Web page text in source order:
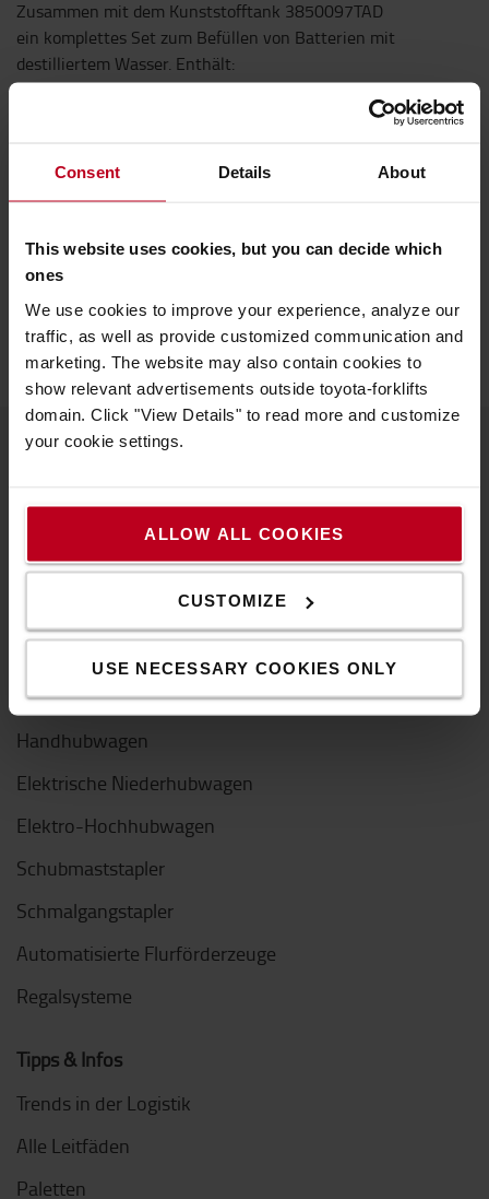
Consent Details About
This website uses cookies, but you can decide which
ones
We use cookies to improve your experience, analyze our
traffic, as well as provide customized communication and
marketing. The website may also contain cookies to
show relevant advertisements outside toyota-forklifts
domain. Click "View Details" to read more and customize
your cookie settings.
ALLOW ALL COOKIES
CUSTOMIZE
USE NECESSARY COOKIES ONLY
Zusammen mit dem Kunststofftank 3850097TAD
ein komplettes Set zum Befüllen von Batterien mit
destilliertem Wasser. Enthält:
Deckel mit Hahn
*Breite: 73mm (Wasserhahn)*Länge: 3500mm
Schwarz/Transparent/Weiß*Material: PVC
Elektrostapler
Gas/Diesel-Gabelstapler
Gebrauchtstapler
Handhubwagen
Elektrische Niederhubwagen
Elektro-Hochhubwagen
Schubmaststapler
Schmalgangstapler
Automatisierte Flurförderzeuge
Regalsysteme
Tipps & Infos
Trends in der Logistik
Alle Leitfäden
Paletten